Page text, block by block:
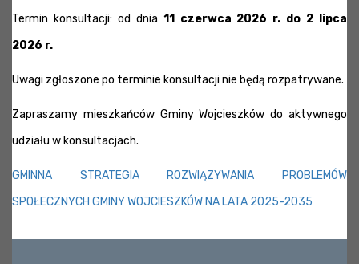
Termin konsultacji: od dnia 11 czerwca 2026 r. do 2 lipca
2026 r.
Uwagi zgłoszone po terminie konsultacji nie będą rozpatrywane.
Zapraszamy mieszkańców Gminy Wojcieszków do aktywnego
udziału w konsultacjach.
GMINNA STRATEGIA ROZWIĄZYWANIA PROBLEMÓW
SPOŁECZNYCH GMINY WOJCIESZKÓW NA LATA 2025-2035